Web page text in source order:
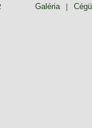
|
Galéria